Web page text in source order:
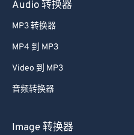
Audio 转换器
MP3 转换器
MP4 到 MP3
Video 到 MP3
音频转换器
Image 转换器